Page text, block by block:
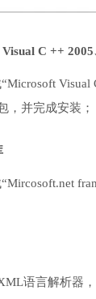
C ++
Visual
，并完成安装；
语言解析器